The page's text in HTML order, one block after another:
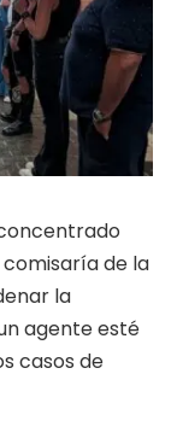
comisaría de la
la
agente esté
casos de